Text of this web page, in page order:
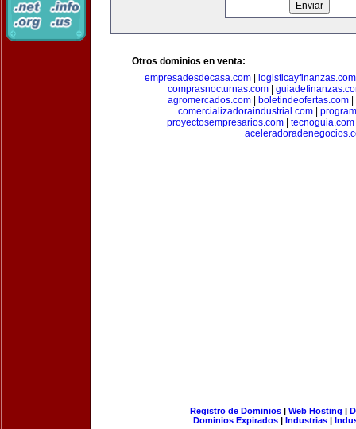
Otros dominios en venta:
empresadesdecasa.com
logisticayfinanzas.com
comprasnocturnas.com
agromercados.com
boletindeofertas.com
comercializadoraindustrial.com
proyectosempresarios.com
tecnoguia.com
Registro de Dominios| Web Hosting |
Dominios Expirados | Industrias |